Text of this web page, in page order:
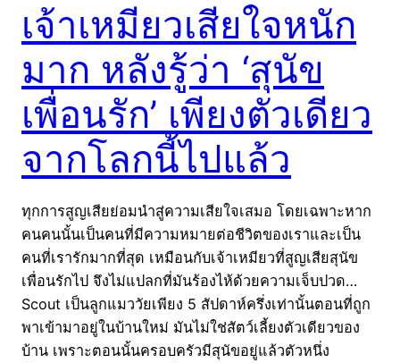
เจ้าเหมียวเสียใจหนัก
มาก หลังรู้ว่า ‘สุนัข
เพื่อนรัก’ เพียงตัวเดียว
จากโลกนี้ไปแล้ว
ทุกการสูญเสียย่อมนำสู่ความเสียใจเสมอ โดยเฉพาะหาก
คนคนนั้นเป็นคนที่มีความหมายต่อชีวิตของเราและเป็น
คนที่เรารักมากที่สุด เหมือนกับเจ้าเหมียวที่สูญเสียสุนัข
เพื่อนรักไป จึงไม่แปลกที่มันร้องไห้ด้วยความเจ็บปวด…
Scout เป็นลูกแมววัยเพียง 5 สัปดาห์ครึ่งเท่านั้นตอนที่ถูก
พาเข้ามาอยู่ในบ้านใหม่ มันไม่ใช่สัตว์เลี้ยงตัวเดียวของ
บ้าน เพราะตอนนั้นครอบครัวมีสุนัขอยู่แล้วตัวหนึ่ง